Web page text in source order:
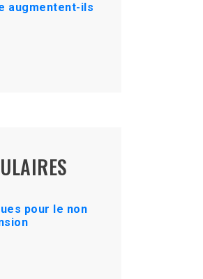
augmentent-ils
pour le non